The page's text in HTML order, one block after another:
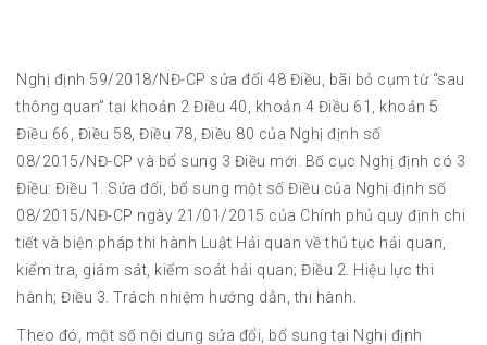
Nghị định 59/2018/NĐ-CP sửa đổi 48 Điều, bãi bỏ cụm từ “sau
thông quan” tại khoản 2 Điều 40, khoản 4 Điều 61, khoản 5
Điều 66, Điều 58, Điều 78, Điều 80 của Nghị định số
08/2015/NĐ-CP và bổ sung 3 Điều mới. Bố cục Nghị định có 3
Điều: Điều 1. Sửa đổi, bổ sung một số Điều của Nghị định số
08/2015/NĐ-CP ngày 21/01/2015 của Chính phủ quy định chi
tiết và biện pháp thi hành Luật Hải quan về thủ tục hải quan,
kiểm tra, giám sát, kiểm soát hải quan; Điều 2. Hiệu lực thi
hành; Điều 3. Trách nhiệm hướng dẫn, thi hành.
Theo đó, một số nội dung sửa đổi, bổ sung tại Nghị định